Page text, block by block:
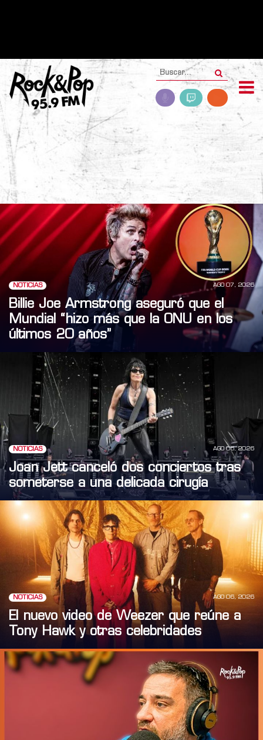
NOTICIAS AGO 07, 2026
Billie Joe Armstrong aseguró que el
Mundial “hizo más que la ONU en los
últimos 20 años”
NOTICIAS AGO 06, 2026
Joan Jett canceló dos conciertos tras
someterse a una delicada cirugía
NOTICIAS AGO 06, 2026
El nuevo video de Weezer que reúne a
Tony Hawk y otras celebridades